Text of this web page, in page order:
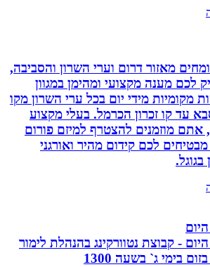
מאזור דרום וערי השרון והסביבה,
מענה מקצועי ומהימן במגוון
מידי יום בכל ערי השרון מקו
קו זכרון הכרמל. בעלי מקצוע
מוזמנים להצטרף למיזם פורום
לכם קידום מהיר ואורגני
קבוצת נטוורקינג בהנהלת לימור
ג` בשעה 1300